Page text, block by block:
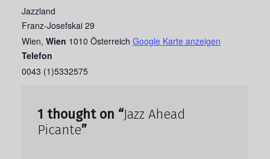
Jazzland
Franz-Josefskai 29
Wien, Wien 1010 Österreich Google Karte anzeigen
Telefon
0043 (1)5332575
1 thought on “Jazz Ahead
Picante”